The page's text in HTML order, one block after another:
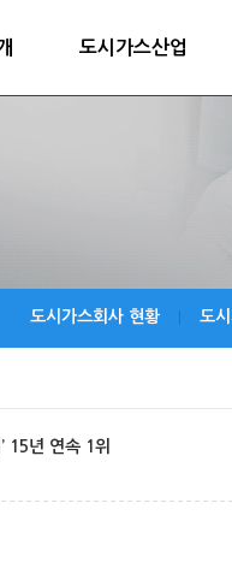
도시가스산업
도시가스회사 현황 도
15년 연속 1위